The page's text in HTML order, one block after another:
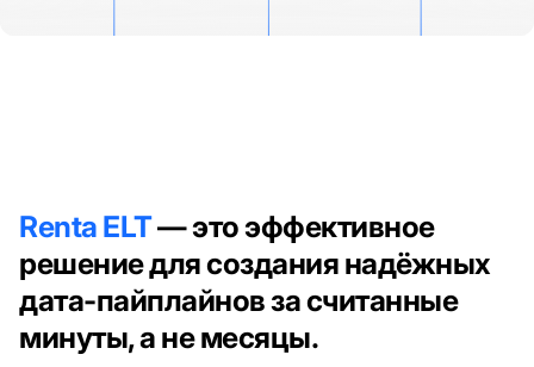
Renta ELT— это эффективное
решение для создания надёжных
дата-пайплайнов за считанные
минуты, а не месяцы.